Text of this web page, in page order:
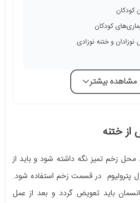
کودکان
کودکان
و ختنه نوزادی
مشاهده بیشتر
ختنه
محل زخم تمیز نگه داشته شود و باید از
پترولیوم در قسمت زخم استفاده شود.
باید تعویض گردد و بعد از عمل